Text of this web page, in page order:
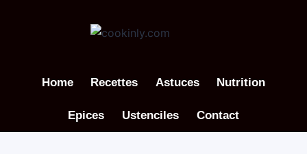
Home Recettes Astuces Nutrition
Epices Ustenciles Contact